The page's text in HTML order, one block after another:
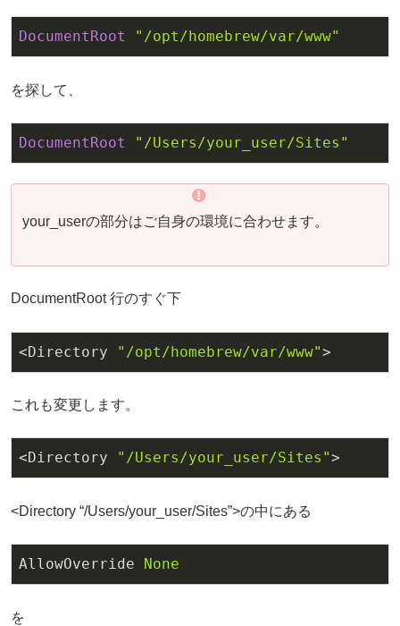
DocumentRoot "/opt/homebrew/var/www"
を探して、
DocumentRoot "/Users/your_user/Sites"
your_userの部分はご自身の環境に合わせます。
DocumentRoot 行のすぐ下
<Directory "/opt/homebrew/var/www">
これも変更します。
<Directory "/Users/your_user/Sites">
<Directory “/Users/your_user/Sites”>の中にある
AllowOverride None
を